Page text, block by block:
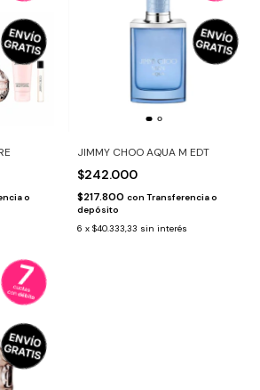
o
JIMMY CHOO AQUA M EDT
$242.000
$217.800 con Transferencia o
depósito
6 x $40.333,33 sin interés